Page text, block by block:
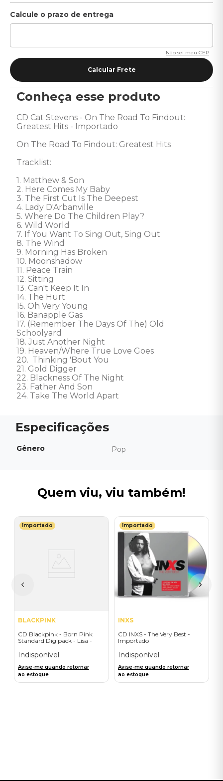
Não sei meu CEP
Conheça esse produto
CD Cat Stevens - On The Road To Findout:
Greatest Hits - Importado
On The Road To Findout: Greatest Hits
Tracklist:
1. Matthew & Son
2. Here Comes My Baby
3. The First Cut Is The Deepest
4. Lady D'Arbanville
5. Where Do The Children Play?
6. Wild World
7. If You Want To Sing Out, Sing Out
8. The Wind
9. Morning Has Broken
10. Moonshadow
11. Peace Train
12. Sitting
13. Can't Keep It In
14. The Hurt
15. Oh Very Young
16. Banapple Gas
17. (Remember The Days Of The) Old
Schoolyard
18. Just Another Night
19. Heaven/Where True Love Goes
20.  Thinking 'Bout You
21. Gold Digger
22. Blackness Of The Night
23. Father And Son
24. Take The World Apart
Gênero Pop
Quem viu, viu também!
Importado
BLACKPINK
CD Blackpink - Born Pink
Standard Digipack - Lisa -
Indisponível
Avise-me quando retornar
ao estoque
Importado
INXS
CD INXS - The Very Best -
Importado
Indisponível
Avise-me quando retornar
ao estoque